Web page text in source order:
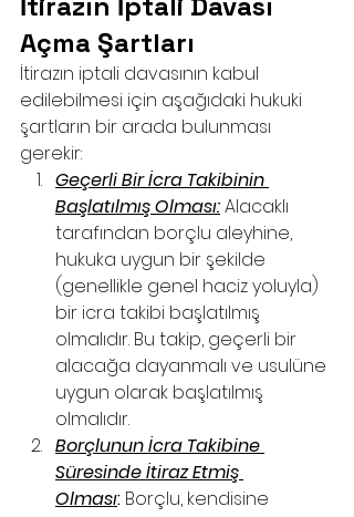
Açma Şartları
İtirazın iptali davasının kabul
edilebilmesi için aşağıdaki hukuki
şartların bir arada bulunması
gerekir:
Geçerli Bir İcra Takibinin
Başlatılmış Olması: Alacaklı
tarafından borçlu aleyhine,
hukuka uygun bir şekilde
(genellikle genel haciz yoluyla)
bir icra takibi başlatılmış
olmalıdır. Bu takip, geçerli bir
alacağa dayanmalı ve usulüne
uygun olarak başlatılmış
olmalıdır.
Borçlunun İcra Takibine
Süresinde İtiraz Etmiş
Olması: Borçlu, kendisine